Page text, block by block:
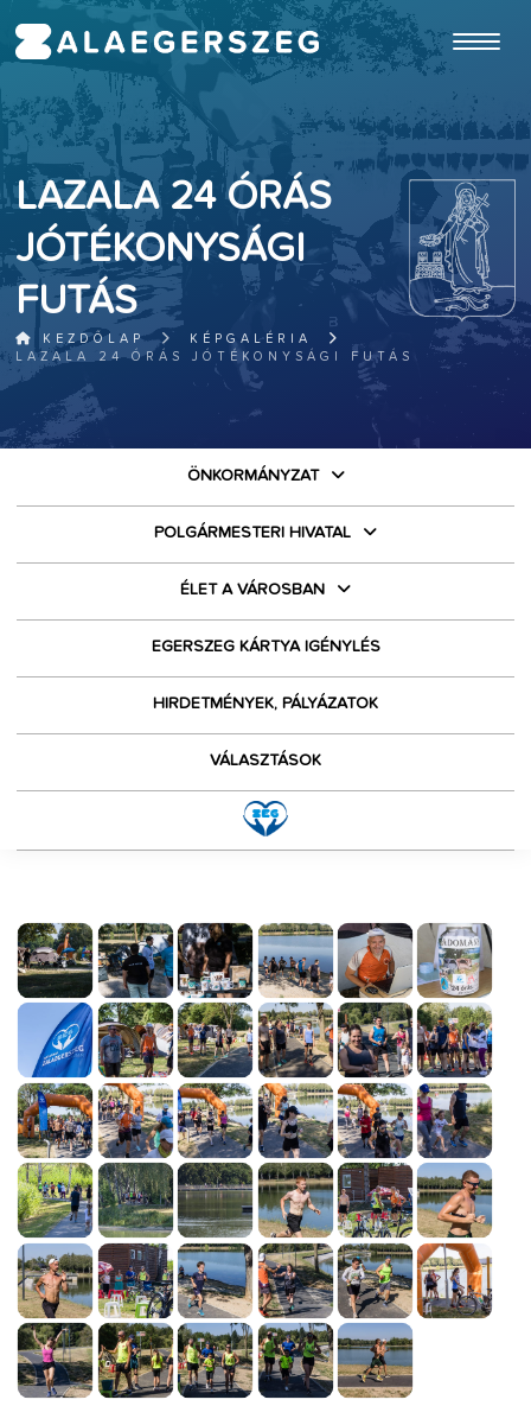
ugrás a fő tartalomhoz
LAZALA 24 ÓRÁS
JÓTÉKONYSÁGI
FUTÁS
KEZDŐLAP
KÉPGALÉRIA
LAZALA 24 ÓRÁS JÓTÉKONYSÁGI FUTÁS
ÖNKORMÁNYZAT
POLGÁRMESTERI HIVATAL
ÉLET A VÁROSBAN
EGERSZEG KÁRTYA IGÉNYLÉS
HIRDETMÉNYEK, PÁLYÁZATOK
VÁLASZTÁSOK